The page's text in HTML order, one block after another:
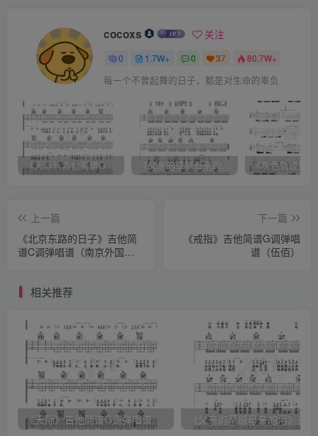
cocoxs 关注
0 1.7W+ 0 37 80.7W+
每一个不曾起舞的日子，都是对生命的辜负
《天际》吉他简谱G调弹唱谱（姜玉阳） 《父亲的草原母亲的河》吉他简谱C调弹唱谱（腾格尔）
上一篇
《北京东路的日子》吉他简
谱C调弹唱谱（南京外国语
下一篇
《戒指》吉他简谱G调弹唱
谱（伍佰）
相关推荐
《天际》吉他简谱G调弹唱谱（姜玉阳）